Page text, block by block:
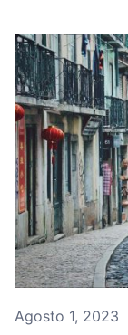
Agosto 1, 2023